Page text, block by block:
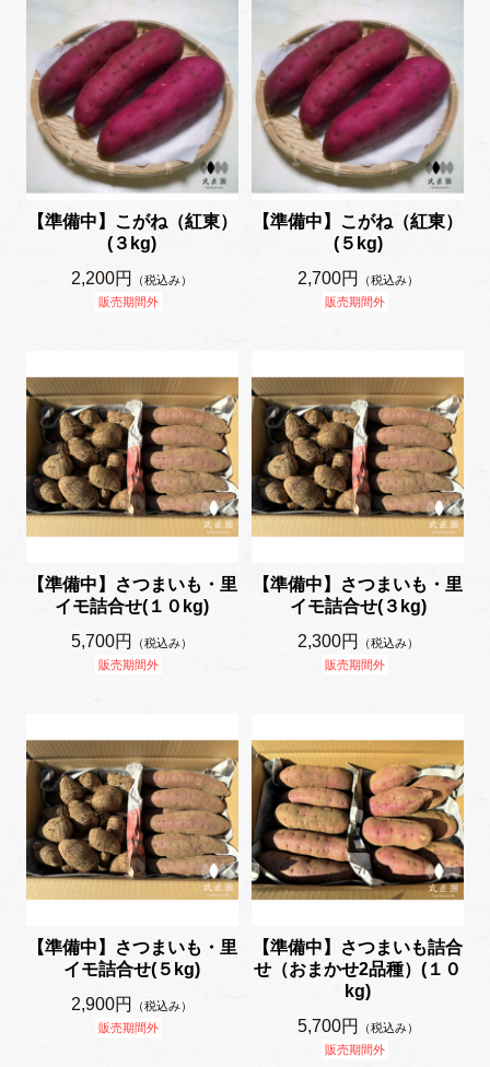
【準備中】こがね（紅東）
(３kg)
2,200円
（税込み）
販売期間外
【準備中】こがね（紅東）
(５kg)
2,700円
（税込み）
販売期間外
【準備中】さつまいも・里
イモ詰合せ(１０kg)
5,700円
（税込み）
販売期間外
【準備中】さつまいも・里
イモ詰合せ(３kg)
2,300円
（税込み）
販売期間外
【準備中】さつまいも・里
イモ詰合せ(５kg)
2,900円
（税込み）
販売期間外
【準備中】さつまいも詰合
せ（おまかせ2品種）(１０
kg)
5,700円
（税込み）
販売期間外